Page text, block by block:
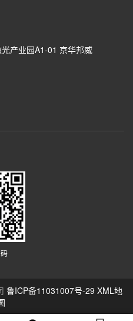
产业园A1-01 京华邦威
鲁ICP备11031007号-29 XML地